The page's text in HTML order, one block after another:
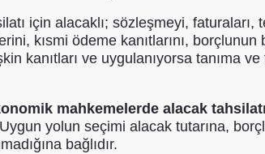
için alacaklı; sözleşmeyi,
kısmi ödeme kanıtlarını,
kanıtları ve uygulanıyorsa tanıma
mahkemelerde alacak
yolun seçimi alacak tutarına,
bağlıdır.